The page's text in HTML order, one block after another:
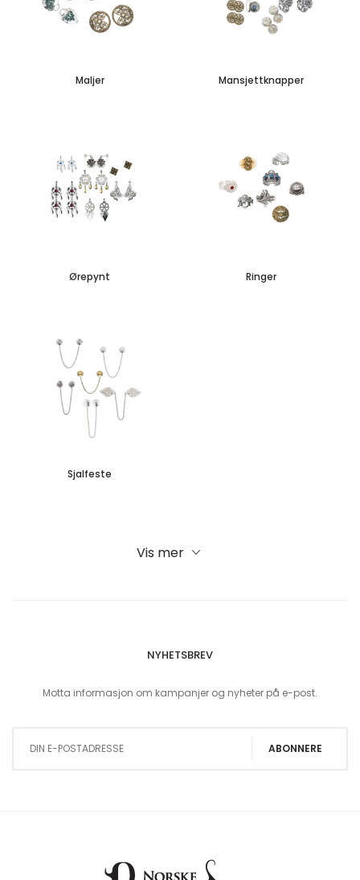
Maljer Mansjettknapper
Ørepynt Ringer
Sjalfeste
Vis mer
NYHETSBREV
Motta informasjon om kampanjer og nyheter på e-post.
ABONNERE